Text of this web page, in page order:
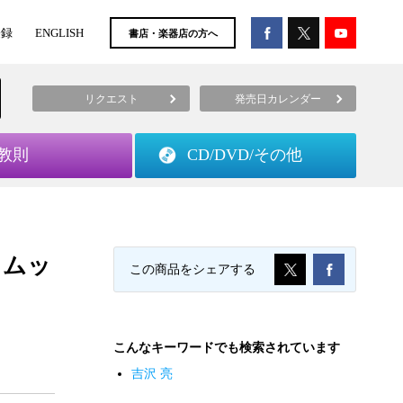
ENGLISH 書店・楽器店の方へ
リクエスト 発売日カレンダー
則 CD/DVD/その他
ッ
この商品をシェアする
こんなキーワードでも検索されています
吉沢 亮